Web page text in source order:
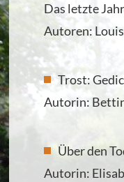
Das letzte
Autoren:
Trost:
Autorin:
Über den
Autorin: